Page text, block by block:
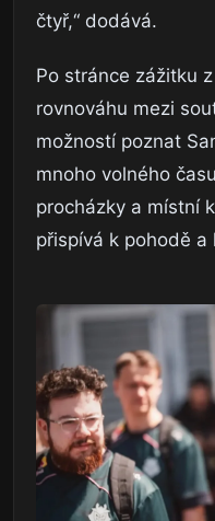
čtyř,“ dodává.
Po stránce zážitku
rovnováhu mezi
možností poznat
mnoho volného
procházky a místní
přispívá k pohodě